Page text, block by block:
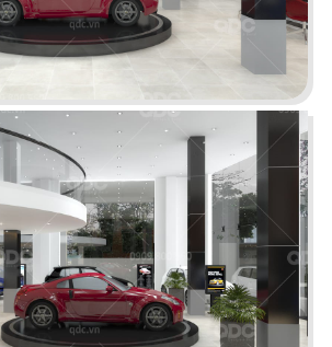
NISTTA
thiết bị vệ sinh trong không
thượng mang đến các giải pháp về
công năng và thẩm mỹ cao
Chi tiết